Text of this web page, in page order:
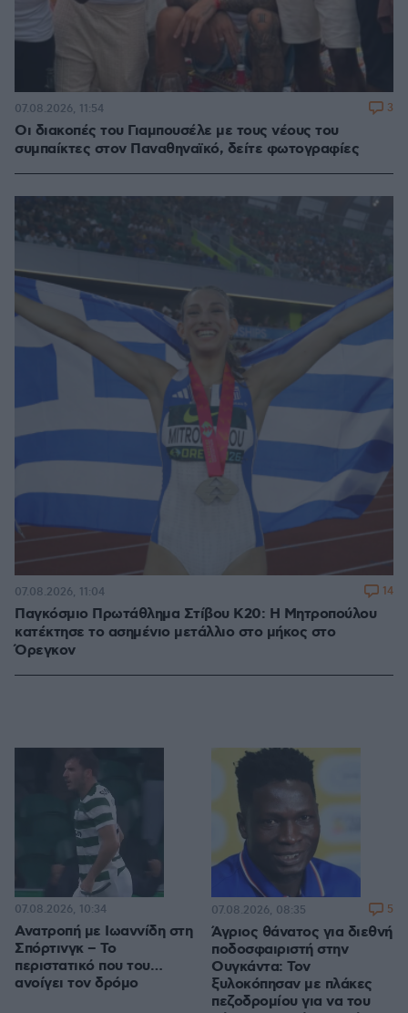
Οι διακοπές του Γιαμπουσέλε με τους νέους του
συμπαίκτες στον Παναθηναϊκό, δείτε φωτογραφίες
07.08.2026, 11:54 3
Παγκόσμιο Πρωτάθλημα Στίβου Κ20: Η Μητροπούλου
κατέκτησε το ασημένιο μετάλλιο στο μήκος στο
Όρεγκον
07.08.2026, 11:04 14
Ανατροπή με Ιωαννίδη στη
Σπόρτινγκ – Το
περιστατικό που του…
ανοίγει τον δρόμο
07.08.2026, 10:34
Άγριος θάνατος για διεθνή
ποδοσφαιριστή στην
Ουγκάντα: Τον
ξυλοκόπησαν με πλάκες
πεζοδρομίου για να του
07.08.2026, 08:35 5